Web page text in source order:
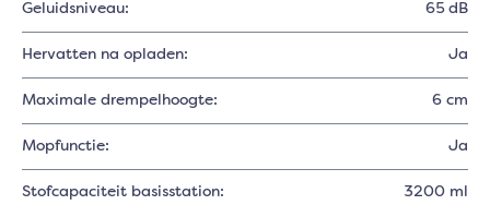
Geluidsniveau: 65 dB
Hervatten na opladen: Ja
Maximale drempelhoogte: 6 cm
Mopfunctie: Ja
Stofcapaciteit basisstation: 3200 ml